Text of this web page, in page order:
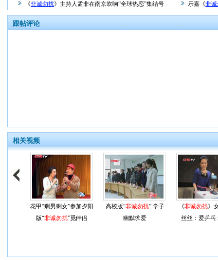
《非诚勿扰》主持人孟非在南京吹响“全球热恋”集结号 乐嘉《非
跟帖评论
相关视频
花甲“剩男剩女”参加夕阳
版“非诚勿扰”觅伴侣
高校版“非诚勿扰” 学子
幽默求爱
《非诚勿扰》
丝丝：爱乒乓